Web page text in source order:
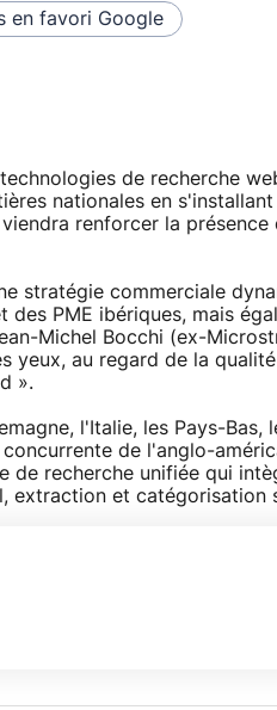
en favori Google
de recherche
nationales en
renforcer la
stratégie commerciale
des PME ibériques, mais
Michel Bocchi (ex-
yeux, au regard de la
».
l'Italie, les Pays-
de l'anglo-
de recherche unifiée qui
extraction et catégorisation